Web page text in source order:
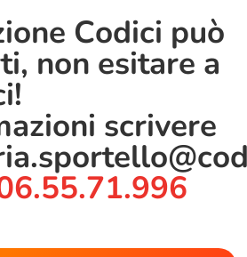
Codici può
non esitare a
scrivere